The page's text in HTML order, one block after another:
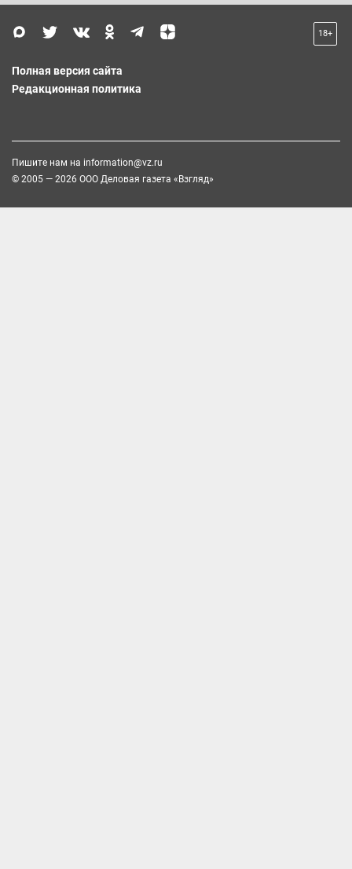
18+
Полная версия сайта
Редакционная политика
Пишите нам на information@vz.ru
© 2005 — 2026 ООО Деловая газета «Взгляд»